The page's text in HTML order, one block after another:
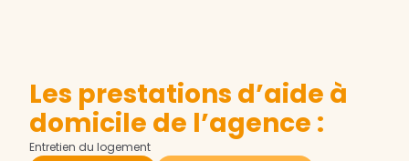
Les prestations d’aide à
domicile de l’agence :
Entretien du logement